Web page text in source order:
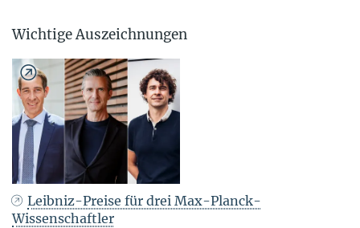
Wichtige Auszeichnungen
Leibniz-Preise für drei Max-Planck-
Wissenschaftler